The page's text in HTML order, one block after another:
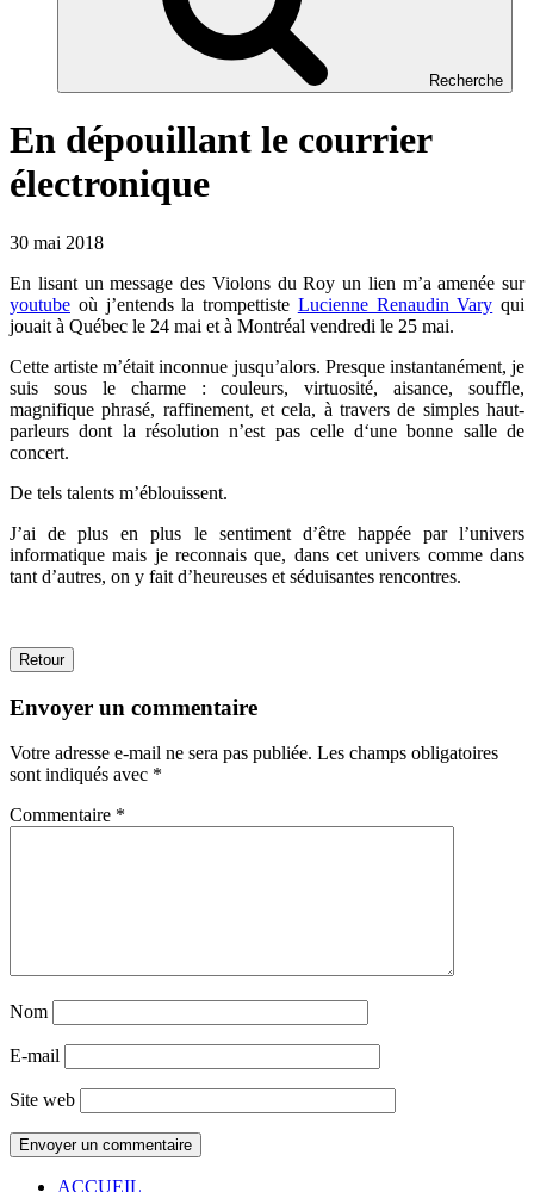
Recherche
En dépouillant le courrier
électronique
30 mai 2018
En lisant un message des Violons du Roy un lien m’a amenée sur
youtube où j’entends la trompettiste Lucienne Renaudin Vary qui
jouait à Québec le 24 mai et à Montréal vendredi le 25 mai.
Cette artiste m’était inconnue jusqu’alors. Presque instantanément, je
suis sous le charme : couleurs, virtuosité, aisance, souffle,
magnifique phrasé, raffinement, et cela, à travers de simples haut-
parleurs dont la résolution n’est pas celle d‘une bonne salle de
concert.
De tels talents m’éblouissent.
J’ai de plus en plus le sentiment d’être happée par l’univers
informatique mais je reconnais que, dans cet univers comme dans
tant d’autres, on y fait d’heureuses et séduisantes rencontres.
Retour
Envoyer un commentaire
Votre adresse e-mail ne sera pas publiée. Les champs obligatoires
sont indiqués avec *
Commentaire *
Nom
E-mail
Site web
ACCUEIL